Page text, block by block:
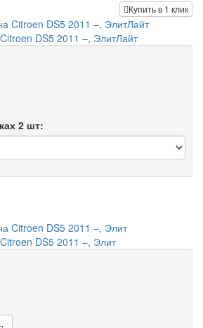
Купить в 1 клик
DS5 2011 –, ЭлитЛайт
2 шт:
DS5 2011 –, Элит